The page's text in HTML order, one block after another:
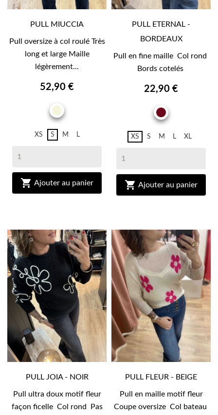
PULL MIUCCIA
Pull oversize à col roulé Très
long et large Maille
légèrement...
52,90 €
BEIGE
XS S M L
 Ajouter au panier
PULL ETERNAL -
BORDEAUX
Pull en fine maille Col rond
Bords cotelés
22,90 €
XS S M L XL
 Ajouter au panier
PULL JOIA - NOIR
Pull ultra doux motif fleur
façon ficelle Col rond Pas
PULL FLEUR - BEIGE
Pull en maille motif fleur
Coupe oversize Col bateau